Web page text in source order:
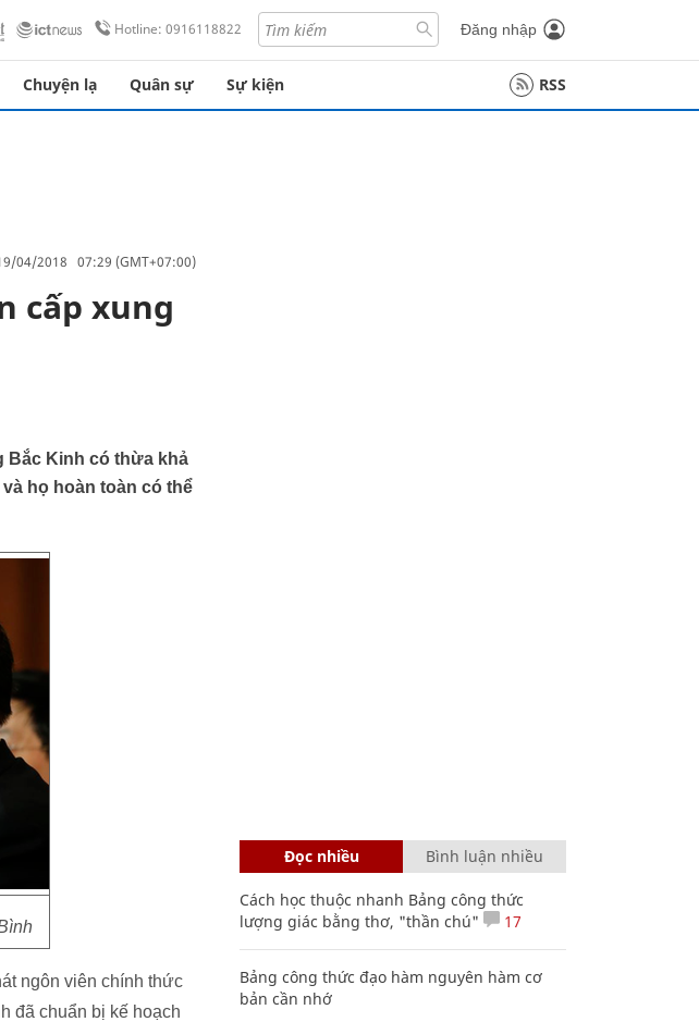
Hotline: 0916118822 Đăng nhập
Chuyện lạ Quân sự Sự kiện RSS
04/2018 07:29 (GMT+07:00)
cấp xung
Bắc Kinh có thừa khả
họ hoàn toàn có thể
ngôn viên chính thức
đã chuẩn bị kế hoạch
Đọc nhiều Bình luận nhiều
Cách học thuộc nhanh Bảng công thức
lượng giác bằng thơ, "thần chú"
17
Bảng công thức đạo hàm nguyên hàm cơ
bản cần nhớ